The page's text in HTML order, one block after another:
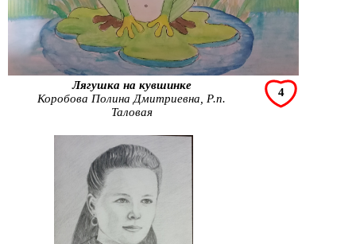
4
Лягушка на кувшинке
Коробова Полина Дмитриевна, Р.п.
Таловая